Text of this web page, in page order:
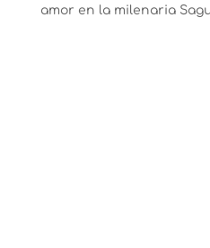
amor en la milenaria